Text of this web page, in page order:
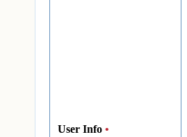
User Info •